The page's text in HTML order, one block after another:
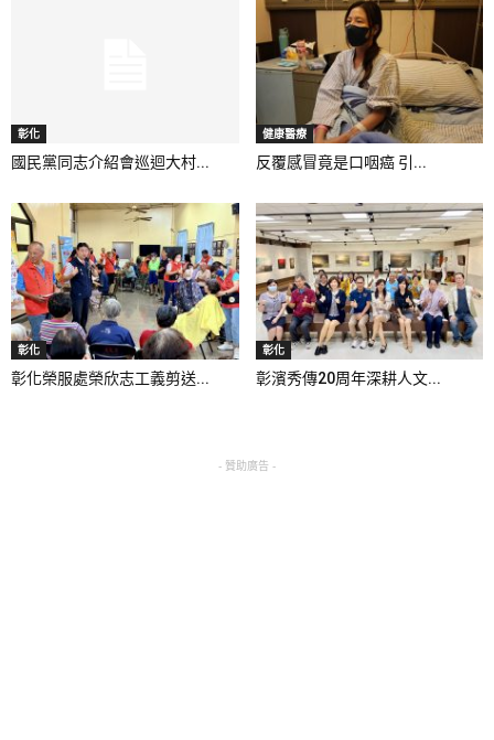
彰化
國民黨同志介紹會巡迴大村...
健康醫療
反覆感冒竟是口咽癌 引...
彰化
彰化榮服處榮欣志工義剪送...
彰化
彰濱秀傳20周年深耕人文...
- 贊助廣告 -